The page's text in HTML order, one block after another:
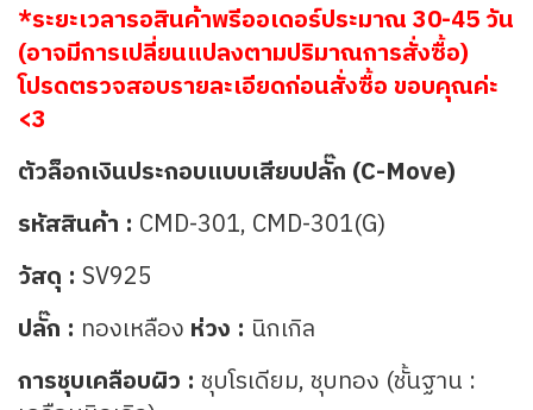
*ระยะเวลารอสินค้าพรีออเดอร์ประมาณ 30-45 วัน
(อาจมีการเปลี่ยนแปลงตามปริมาณการสั่งซื้อ)
โปรดตรวจสอบรายละเอียดก่อนสั่งซื้อ ขอบคุณค่ะ
<3
ตัวล็อกเงินประกอบแบบเสียบปลั๊ก (C-Move)
รหัสสินค้า : CMD-301, CMD-301(G)
วัสดุ : SV925
ปลั๊ก : ทองเหลือง ห่วง : นิกเกิล
การชุบเคลือบผิว : ชุบโรเดียม, ชุบทอง (ชั้นฐาน :